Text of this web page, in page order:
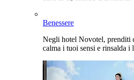
Benessere
Negli hotel Novotel, prenditi
calma i tuoi sensi e rinsalda i